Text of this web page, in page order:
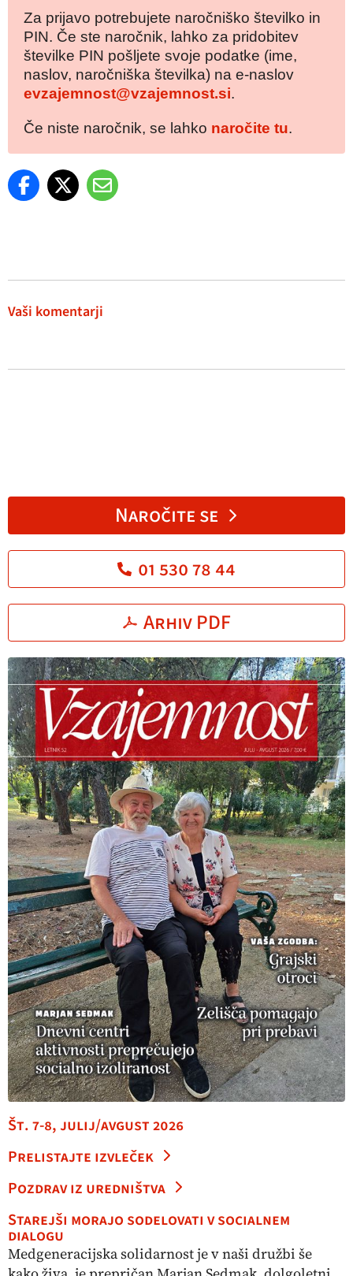
Za prijavo potrebujete naročniško številko in
PIN. Če ste naročnik, lahko za pridobitev
številke PIN pošljete svoje podatke (ime,
naslov, naročniška številka) na e-naslov
evzajemnost@vzajemnost.si.
Če niste naročnik, se lahko naročite tu.
Vaši komentarji
Naročite se
01 530 78 44
Arhiv PDF
Št. 7-8, julij/avgust 2026
Prelistajte izvleček
Pozdrav iz uredništva
Starejši morajo sodelovati v socialnem
dialogu
Medgeneracijska solidarnost je v naši družbi še